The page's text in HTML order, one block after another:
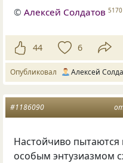
©Алексей Солдатов 5170
44 6
Опубликовал Алексей
#1186090
Настойчиво пытаются
особым энтузиазмом